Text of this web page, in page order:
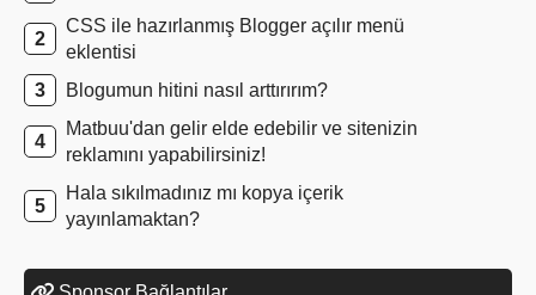
CSS ile hazırlanmış Blogger açılır menü
eklentisi
Blogumun hitini nasıl arttırırım?
Matbuu'dan gelir elde edebilir ve sitenizin
reklamını yapabilirsiniz!
Hala sıkılmadınız mı kopya içerik
yayınlamaktan?